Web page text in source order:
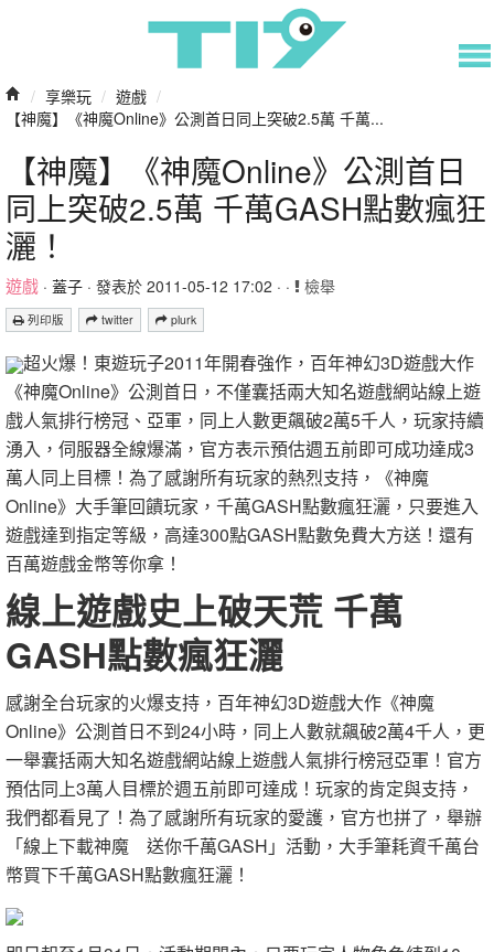
/ 享樂玩 / 遊戲 /
【神魔】《神魔Online》公測首日同上突破2.5萬 千萬...
【神魔】《神魔Online》公測首日
同上突破2.5萬 千萬GASH點數瘋狂
灑！
遊戲 · 蓋子 · 發表於 2011-05-12 17:02 · · 檢舉
列印版 twitter plurk
超火爆！東遊玩子2011年開春強作，百年神幻3D遊戲大作
《神魔Online》公測首日，不僅囊括兩大知名遊戲網站線上遊
戲人氣排行榜冠、亞軍，同上人數更飆破2萬5千人，玩家持續
湧入，伺服器全線爆滿，官方表示預估週五前即可成功達成3
萬人同上目標！為了感謝所有玩家的熱烈支持，《神魔
Online》大手筆回饋玩家，千萬GASH點數瘋狂灑，只要進入
遊戲達到指定等級，高達300點GASH點數免費大方送！還有
百萬遊戲金幣等你拿！
線上遊戲史上破天荒 千萬
GASH點數瘋狂灑
感謝全台玩家的火爆支持，百年神幻3D遊戲大作《神魔
Online》公測首日不到24小時，同上人數就飆破2萬4千人，更
一舉囊括兩大知名遊戲網站線上遊戲人氣排行榜冠亞軍！官方
預估同上3萬人目標於週五前即可達成！玩家的肯定與支持，
我們都看見了！為了感謝所有玩家的愛護，官方也拼了，舉辦
「線上下載神魔 送你千萬GASH」活動，大手筆耗資千萬台
幣買下千萬GASH點數瘋狂灑！